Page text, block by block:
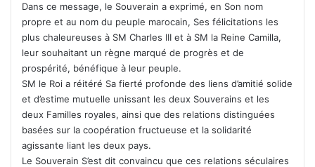
Dans ce message, le Souverain a exprimé, en Son nom
propre et au nom du peuple marocain, Ses félicitations les
plus chaleureuses à SM Charles III et à SM la Reine Camilla,
leur souhaitant un règne marqué de progrès et de
prospérité, bénéfique à leur peuple.
SM le Roi a réitéré Sa fierté profonde des liens d’amitié solide
et d’estime mutuelle unissant les deux Souverains et les
deux Familles royales, ainsi que des relations distinguées
basées sur la coopération fructueuse et la solidarité
agissante liant les deux pays.
Le Souverain S’est dit convaincu que ces relations séculaires